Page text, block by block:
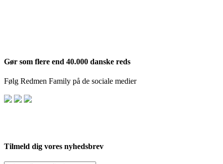
Gør som flere end 40.000 danske reds
Følg Redmen Family på de sociale medier
Tilmeld dig vores nyhedsbrev